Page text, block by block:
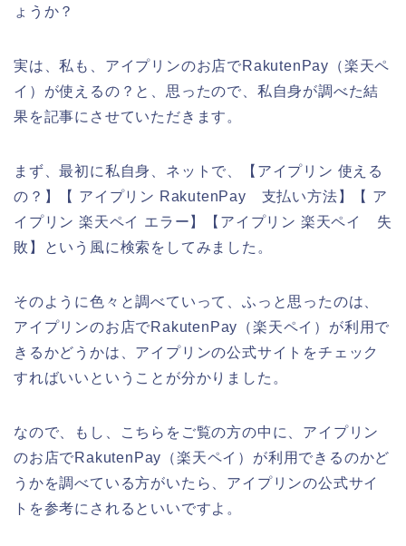
ょうか？
実は、私も、アイプリンのお店でRakutenPay（楽天ペ
イ）が使えるの？と、思ったので、私自身が調べた結
果を記事にさせていただきます。
まず、最初に私自身、ネットで、【アイプリン 使える
の？】【 アイプリン RakutenPay 支払い方法】【 ア
イプリン 楽天ペイ エラー】【アイプリン 楽天ペイ 失
敗】という風に検索をしてみました。
そのように色々と調べていって、ふっと思ったのは、
アイプリンのお店でRakutenPay（楽天ペイ）が利用で
きるかどうかは、アイプリンの公式サイトをチェック
すればいいということが分かりました。
なので、もし、こちらをご覧の方の中に、アイプリン
のお店でRakutenPay（楽天ペイ）が利用できるのかど
うかを調べている方がいたら、アイプリンの公式サイ
トを参考にされるといいですよ。